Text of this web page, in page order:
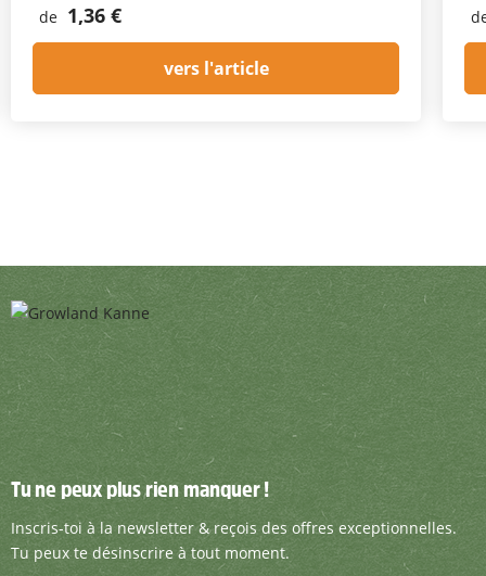
de 1,36 €
vers l'article
Tu ne peux plus rien manquer !
Inscris-toi à la newsletter & reçois des offres
Tu ne peux plus rien manquer !
Inscris-toi à la newsletter & reçois des offres exceptionnelles.
Tu peux te désinscrire à tout moment.